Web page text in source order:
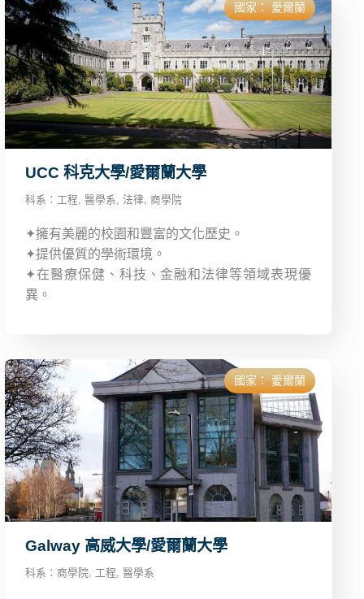
國家： 愛爾蘭
UCC 科克大學/愛爾蘭大學
科系： 工程, 醫學系, 法律, 商學院
✦擁有美麗的校園和豐富的文化歷史。
✦提供優質的學術環境。
✦在醫療保健、科技、金融和法律等領域表現優
異。
國家： 愛爾蘭
Galway 高威大學/愛爾蘭大學
科系： 商學院, 工程, 醫學系